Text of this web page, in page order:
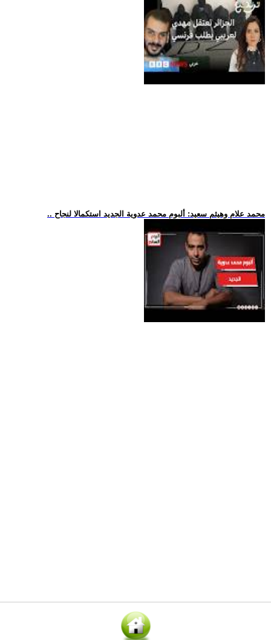
.. محمد علام وهيثم سعيد: ألبوم محمد عدوية الجديد استكمالا لنجاح